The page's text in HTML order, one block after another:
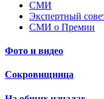
СМИ
Экспертный
СМИ о Премии
Фото и видео
Сокровищница